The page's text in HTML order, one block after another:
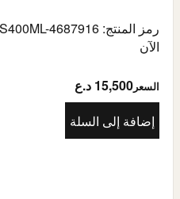
رمز المنتج: SS400ML-4687916
الآن
السعر 15,500 د.ع
إضافة إلى السلة